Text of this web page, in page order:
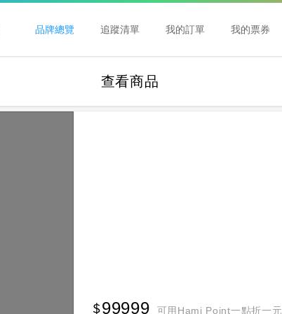
品牌總覽 追蹤清單 我的訂單 我的票券
查看商品
99999 可用Hami Point一點折一元